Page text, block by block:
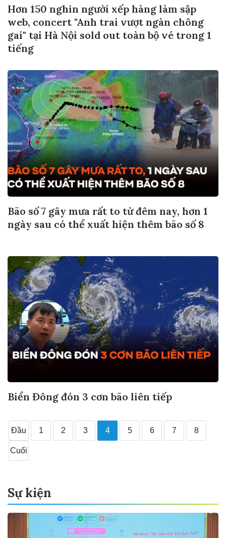
Hơn 150 nghìn người xếp hàng làm sập
web, concert "Anh trai vượt ngàn chông
gai" tại Hà Nội sold out toàn bộ vé trong 1
tiếng
Bão số 7 gây mưa rất to từ đêm nay, hơn 1
ngày sau có thể xuất hiện thêm bão số 8
Biển Đông đón 3 cơn bão liên tiếp
Đầu 1 2 3 4 5 6 7 8
Cuối
Sự kiện